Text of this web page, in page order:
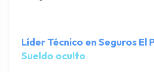
Líder Técnico en Seguros El
Sueldo oculto